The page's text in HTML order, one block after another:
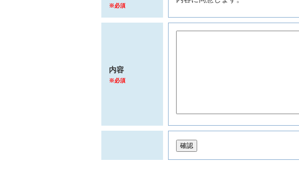
※必須
内容
※必須